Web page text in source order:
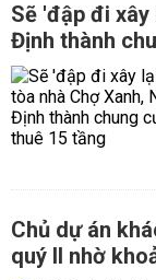
Sẽ 'đập đi xây
Định thành
Chủ dự án
quý II nhờ